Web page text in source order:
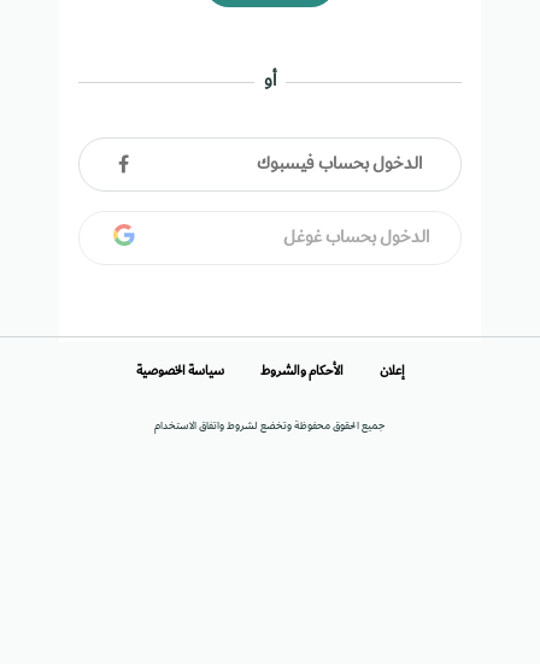
أو
الدخول بحساب فيسبوك
الدخول بحساب غوغل
جميع الحقوق محفوظة وتخضع لشروط واتفاق الاستخدام
إعلان الأحكام والشروط سياسة الخصوصية